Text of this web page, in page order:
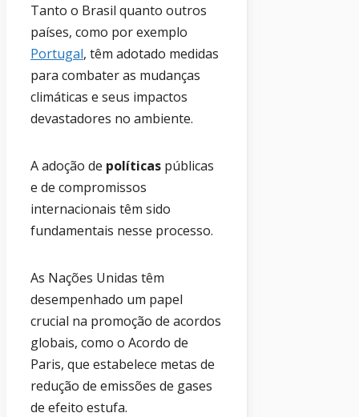
Tanto o Brasil quanto outros
países, como por exemplo
Portugal, têm adotado medidas
para combater as mudanças
climáticas e seus impactos
devastadores no ambiente.
A adoção de políticas públicas
e de compromissos
internacionais têm sido
fundamentais nesse processo.
As Nações Unidas têm
desempenhado um papel
crucial na promoção de acordos
globais, como o Acordo de
Paris, que estabelece metas de
redução de emissões de gases
de efeito estufa.